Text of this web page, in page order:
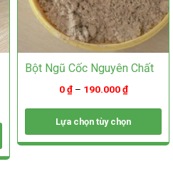
Bột Ngũ Cốc Nguyên Chất
0₫– 190.000₫
Lựa chọn tùy chọn
Sản